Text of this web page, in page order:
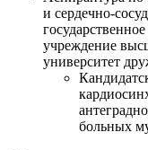
и сердечно-
учреждение
университет
больных